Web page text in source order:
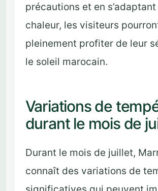
précautions et en s’adaptant
chaleur, les visiteurs
pleinement profiter de leur
le soleil marocain.
Variations de
durant le mois de
Durant le mois de juillet,
connaît des variations de